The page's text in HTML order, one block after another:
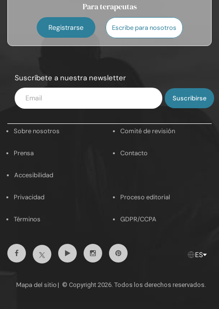
Para terapeutas
Registrarse Escribe para nosotros
Suscríbete a nuestra newsletter
Introduce
tu
Sobre nosotros Comité de revisión
Prensa Contacto
Accesibilidad
Privacidad Proceso editorial
Términos GDPR/CCPA
FacebookTwitterYoutubeInstagramPinterest ES
Mapa del sitio | © Copyright 2026. Todos los derechos reservados.